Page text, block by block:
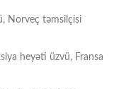
Norveç təmsilçisi
heyəti üzvü, Fransa